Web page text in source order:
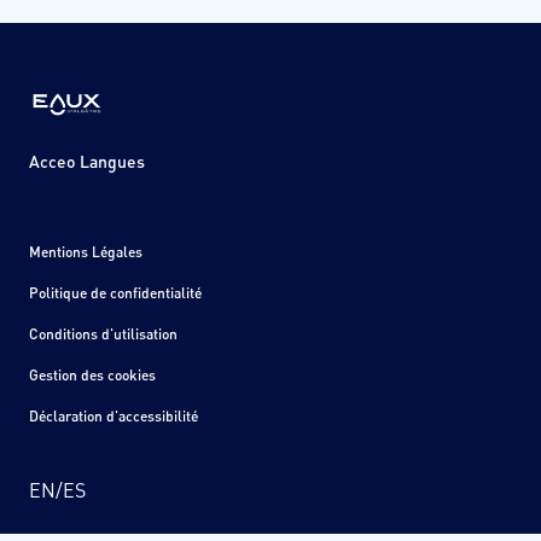
Acceo Langues
EN/ES
Mentions Légales
Politique de confidentialité
Conditions d'utilisation
Gestion des cookies
Déclaration d'accessibilité